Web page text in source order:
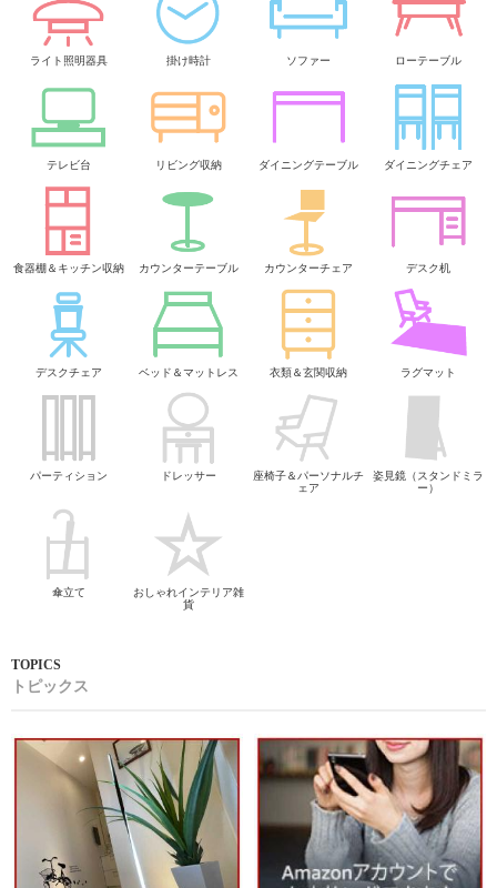
ライト照明器具 掛け時計 ソファー ローテーブル
テレビ台 リビング収納 ダイニングテーブル ダイニングチェア
食器棚＆キッチン収納 カウンターテーブル カウンターチェア デスク机
デスクチェア ベッド＆マットレス 衣類＆玄関収納 ラグマット
パーティション ドレッサー
座椅子＆パーソナルチ
ェア
姿見鏡（スタンドミラ
ー）
傘立て
おしゃれインテリア雑
貨
トピックス